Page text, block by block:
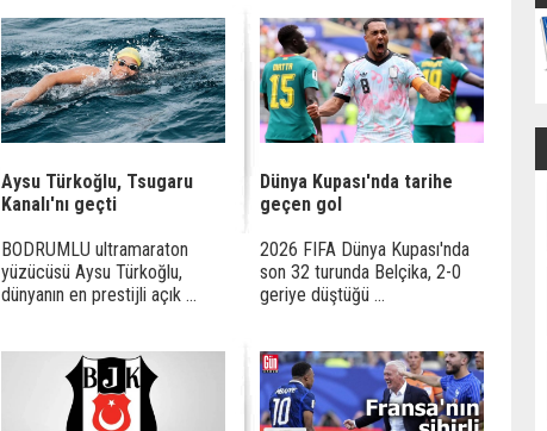
Aysu Türkoğlu, Tsugaru
Kanalı'nı geçti
BODRUMLU ultramaraton
yüzücüsü Aysu Türkoğlu,
dünyanın en prestijli açık ...
Dünya Kupası'nda tarihe
geçen gol
2026 FIFA Dünya Kupası'nda
son 32 turunda Belçika, 2-0
geriye düştüğü ...